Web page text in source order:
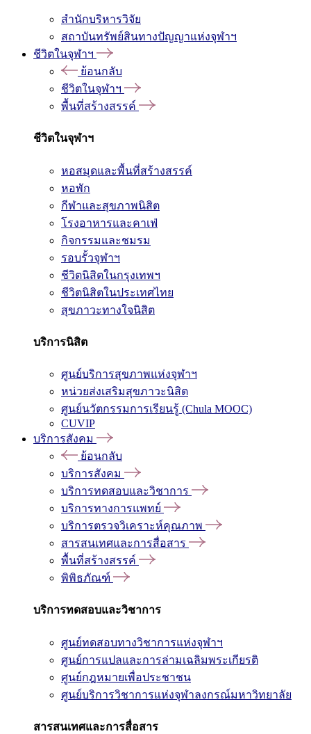
สำนักบริหารวิจัย
สถาบันทรัพย์สินทางปัญญาแห่งจุฬาฯ
ชีวิตในจุฬาฯ
ย้อนกลับ
ชีวิตในจุฬาฯ
พื้นที่สร้างสรรค์
ชีวิตในจุฬาฯ
หอสมุดและพื้นที่สร้างสรรค์
หอพัก
กีฬาและสุขภาพนิสิต
โรงอาหารและคาเฟ่
กิจกรรมและชมรม
รอบรั้วจุฬาฯ
ชีวิตนิสิตในกรุงเทพฯ
ชีวิตนิสิตในประเทศไทย
สุขภาวะทางใจนิสิต
บริการนิสิต
ศูนย์บริการสุขภาพแห่งจุฬาฯ
หน่วยส่งเสริมสุขภาวะนิสิต
ศูนย์นวัตกรรมการเรียนรู้ (Chula MOOC)
CUVIP
บริการสังคม
ย้อนกลับ
บริการสังคม
บริการทดสอบและวิชาการ
บริการทางการแพทย์
บริการตรวจวิเคราะห์คุณภาพ
สารสนเทศและการสื่อสาร
พื้นที่สร้างสรรค์
พิพิธภัณฑ์
บริการทดสอบและวิชาการ
ศูนย์ทดสอบทางวิชาการแห่งจุฬาฯ
ศูนย์การแปลและการล่ามเฉลิมพระเกียรติ
ศูนย์กฎหมายเพื่อประชาชน
ศูนย์บริการวิชาการแห่งจุฬาลงกรณ์มหาวิทยาลัย
สารสนเทศและการสื่อสาร